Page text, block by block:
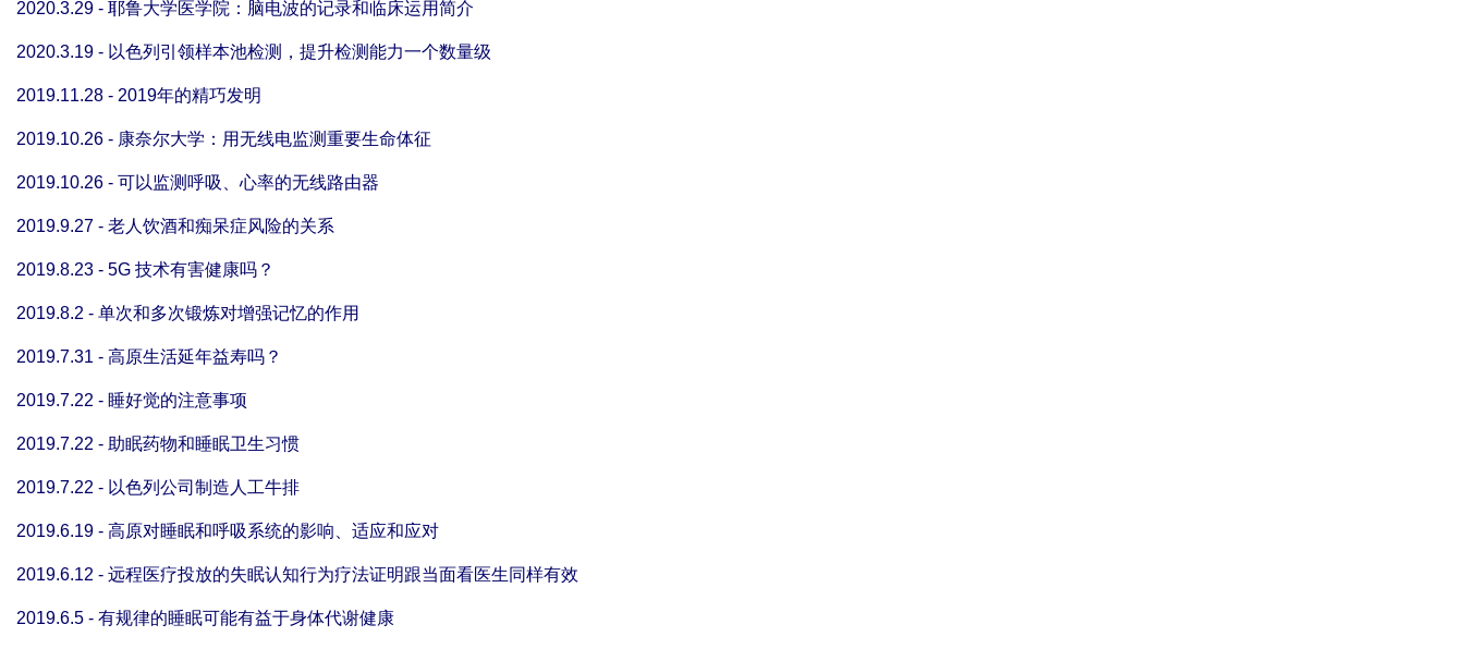
2020.3.29 - 耶鲁大学医学院：脑电波的记录和临床运用简介
2020.3.19 - 以色列引领样本池检测，提升检测能力一个数量级
2019.11.28 - 2019年的精巧发明
2019.10.26 - 康奈尔大学：用无线电监测重要生命体征
2019.10.26 - 可以监测呼吸、心率的无线路由器
2019.9.27 - 老人饮酒和痴呆症风险的关系
2019.8.23 - 5G 技术有害健康吗？
2019.8.2 - 单次和多次锻炼对增强记忆的作用
2019.7.31 - 高原生活延年益寿吗？
2019.7.22 - 睡好觉的注意事项
2019.7.22 - 助眠药物和睡眠卫生习惯
2019.7.22 - 以色列公司制造人工牛排
2019.6.19 - 高原对睡眠和呼吸系统的影响、适应和应对
2019.6.12 - 远程医疗投放的失眠认知行为疗法证明跟当面看医生同样有效
2019.6.5 - 有规律的睡眠可能有益于身体代谢健康